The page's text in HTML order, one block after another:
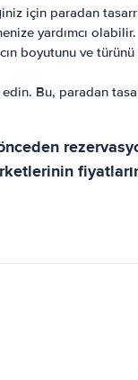
için paradan
yardımcı olabilir.
boyutunu ve
Bu, paradan